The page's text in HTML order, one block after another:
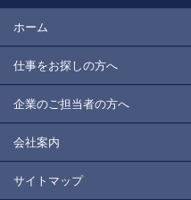
ホーム
仕事をお探しの方へ
企業のご担当者の方へ
会社案内
サイトマップ